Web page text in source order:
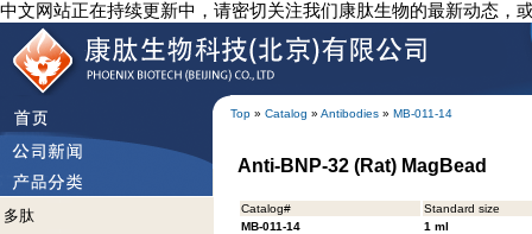
中文网站正在持续更新中，请密切关注我们康肽生物的最新动态，
Top » Catalog » Antibodies » MB-011-14
多肽
Anti-BNP-32 (Rat) MagBead
Catalog#
Standard size
MB-011-14
1 ml